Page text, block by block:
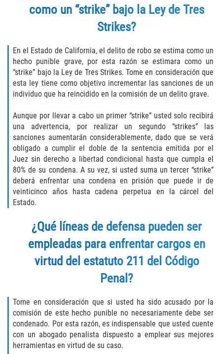
Porno Venganza
Publicar Información Dañina en
Violación de una Orden de
Restricción
Sustracción de Menores
Assault and Battery
Aggravated Trespass
Assault
Assault on a Public Official Battery
Assault with Caustic Chemicals
Battery on a Peace Officer
Battery with Serious Bodily Injury
Corporal Injury
Domestic Violence
como un “strike” bajo la Ley de Tres
Strikes?
En el Estado de California, el delito de robo se estima como un
hecho punible grave, por esta razón se estimara como un
“strike” bajo la Ley de Tres Strikes. Tome en consideración que
esta ley tiene como objetivo incrementar las sanciones de un
individuo que ha reincidido en la comisión de un delito grave.
Aunque por llevar a cabo un primer “strike” usted solo recibirá
una advertencia, por realizar un segundo “strikes” las
sanciones aumentarán considerablemente, dado que se verá
obligado a cumplir el doble de la sentencia emitida por el
Juez sin derecho a libertad condicional hasta que cumpla el
80% de su condena. A su vez, si usted suma un tercer “strike”
deberá enfrentar una condena en prisión que puede ir de
veinticinco años hasta cadena perpetua en la cárcel del
Estado.
¿Qué líneas de defensa pueden ser
empleadas para enfrentar cargos en
virtud del estatuto 211 del Código
Penal?
Tome en consideración que si usted ha sido acusado por la
comisión de este hecho punible no necesariamente debe ser
condenado. Por esta razón, es indispensable que usted cuente
con un abogado penalista dispuesto a emplear sus mejores
herramientas en virtud de su caso.